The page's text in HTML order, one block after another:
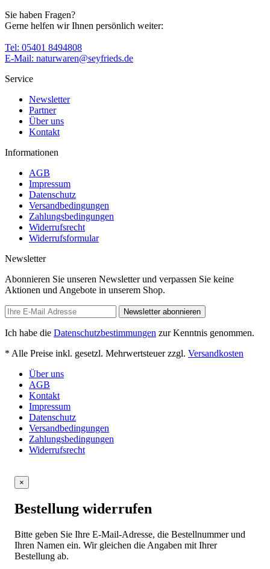
Sie haben Fragen?
Gerne helfen wir Ihnen persönlich weiter:
Tel: 05401 8494808
E-Mail: naturwaren@seyfrieds.de
Service
Newsletter
Partner
Über uns
Kontakt
Informationen
AGB
Impressum
Datenschutz
Versandbedingungen
Zahlungsbedingungen
Widerrufsrecht
Widerrufsformular
Newsletter
Abonnieren Sie unseren Newsletter und verpassen Sie keine
Aktionen und Angebote in unserem Shop.
Newsletter abonnieren
Ich habe die Datenschutzbestimmungen zur Kenntnis genommen.
* Alle Preise inkl. gesetzl. Mehrwertsteuer zzgl. Versandkosten
Über uns
AGB
Kontakt
Impressum
Datenschutz
Versandbedingungen
Zahlungsbedingungen
Widerrufsrecht
×
Bestellung widerrufen
Bitte geben Sie Ihre E-Mail-Adresse, die Bestellnummer und
Ihren Namen ein. Wir gleichen die Angaben mit Ihrer
Bestellung ab.